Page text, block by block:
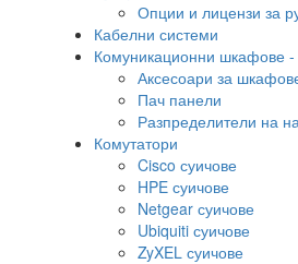
Опции и лицензи за
Кабелни системи
Комуникационни шкафове -
Аксесоари за
Пач панели
Разпределители на
Комутатори
Cisco суичове
HPE суичове
Netgear суичове
Ubiquiti суичове
ZyXEL суичове